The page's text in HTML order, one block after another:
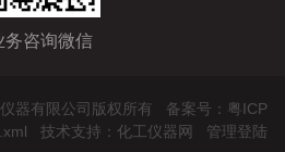
务咨询微信
器有限公司版权所有 备案号：粤ICP
技术支持： 化工仪器网 管理登陆